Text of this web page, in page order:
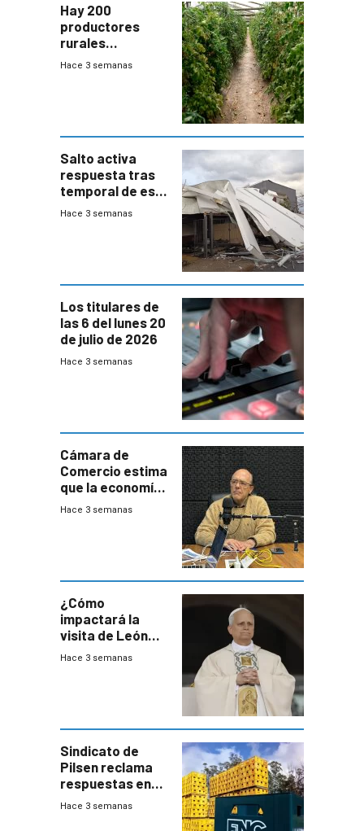
Hay 200
productores
rurales
afectados tras
Hace 3 semanas
Salto activa
respuesta tras
temporal de este
sábado con
Hace 3 semanas
Los titulares de
las 6 del lunes 20
de julio de 2026
Hace 3 semanas
Cámara de
Comercio estima
que la economía
crecerá 1,6%
Hace 3 semanas
¿Cómo
impactará la
visita de León
XIV a Uruguay?
Hace 3 semanas
Sindicato de
Pilsen reclama
respuestas en
medio de
Hace 3 semanas